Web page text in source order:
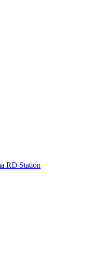
RD Station